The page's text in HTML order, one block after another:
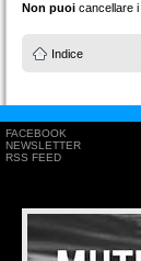
Non puoi cancellare
Indice
FACEBOOK
NEWSLETTER
RSS FEED